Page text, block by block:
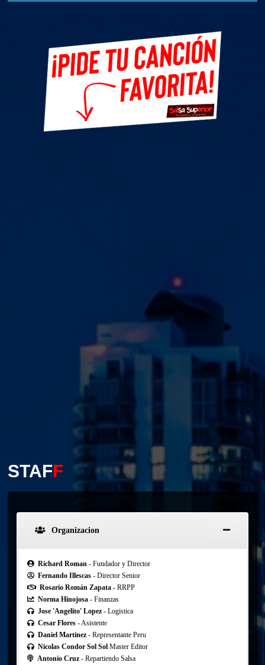
STAFF
Organizacion
Richard Roman- Fundador y Director
Fernando Illescas- Director Senior
Rosario Román Zapata - RRPP
Norma Hinojosa- Finanzas
Jose 'Angelito' Lopez- Logistica
Cesar Flores- Asistente
Daniel Martinez- Representante Peru
Nicolas Condor Sol SolMaster Editor
Antonio Cruz- Repartiendo Salsa